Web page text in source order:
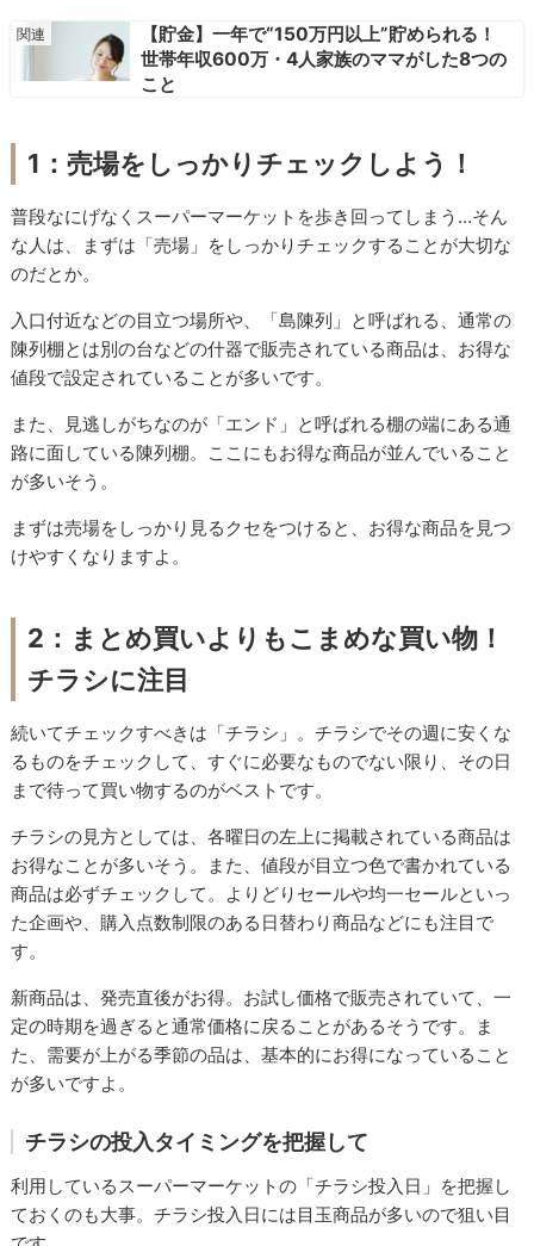
【貯金】一年で“150万円以上”貯められる！
世帯年収600万・4人家族のママがした8つの
こと
1：売場をしっかりチェックしよう！
普段なにげなくスーパーマーケットを歩き回ってしまう…そん
な人は、まずは「売場」をしっかりチェックすることが大切な
のだとか。
入口付近などの目立つ場所や、「島陳列」と呼ばれる、通常の
陳列棚とは別の台などの什器で販売されている商品は、お得な
値段で設定されていることが多いです。
また、見逃しがちなのが「エンド」と呼ばれる棚の端にある通
路に面している陳列棚。ここにもお得な商品が並んでいること
が多いそう。
まずは売場をしっかり見るクセをつけると、お得な商品を見つ
けやすくなりますよ。
2：まとめ買いよりもこまめな買い物！
チラシに注目
続いてチェックすべきは「チラシ」。チラシでその週に安くな
るものをチェックして、すぐに必要なものでない限り、その日
まで待って買い物するのがベストです。
チラシの見方としては、各曜日の左上に掲載されている商品は
お得なことが多いそう。また、値段が目立つ色で書かれている
商品は必ずチェックして。よりどりセールや均一セールといっ
た企画や、購入点数制限のある日替わり商品などにも注目で
す。
新商品は、発売直後がお得。お試し価格で販売されていて、一
定の時期を過ぎると通常価格に戻ることがあるそうです。ま
た、需要が上がる季節の品は、基本的にお得になっていること
が多いですよ。
チラシの投入タイミングを把握して
利用しているスーパーマーケットの「チラシ投入日」を把握し
ておくのも大事。チラシ投入日には目玉商品が多いので狙い目